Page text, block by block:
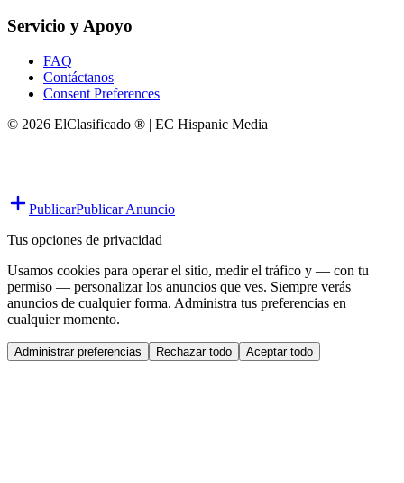
Servicio y Apoyo
FAQ
Contáctanos
Consent Preferences
© 2026 ElClasificado ® | EC Hispanic Media
PublicarPublicar Anuncio
Tus opciones de privacidad
Usamos cookies para operar el sitio, medir el tráfico y — con tu
permiso — personalizar los anuncios que ves. Siempre verás
anuncios de cualquier forma. Administra tus preferencias en
cualquier momento.
Administrar preferencias Rechazar todo Aceptar todo